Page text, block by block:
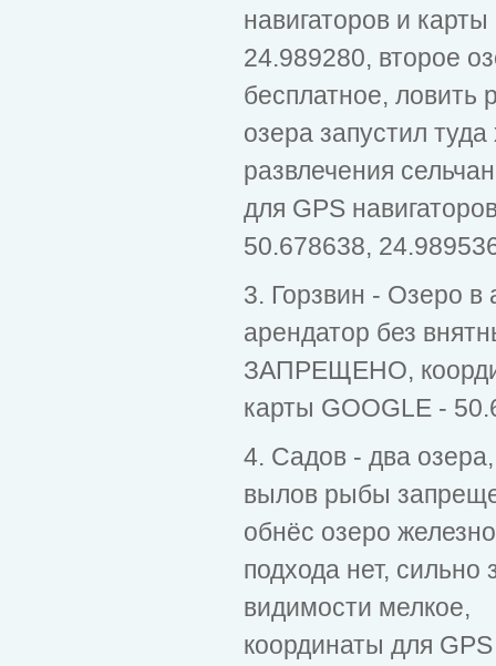
навигаторов и
24.989280, второе
бесплатное, ловить
озера запустил
развлечения
для GPS
50.678638,
3. Горзвин - Озеро в
арендатор без
ЗАПРЕЩЕНО,
карты GOOGLE -
4. Садов - два
вылов рыбы
обнёс озеро
подхода нет,
видимости мелкое,
координаты для